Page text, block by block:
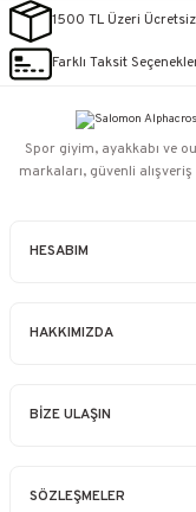
1500 TL Üzeri
Farklı Taksit
HESABIM
HAKKIMIZDA
BİZE ULAŞIN
SÖZLEŞMELER
Spor giyim, ayakkabı ve
markaları, güvenli alışveriş